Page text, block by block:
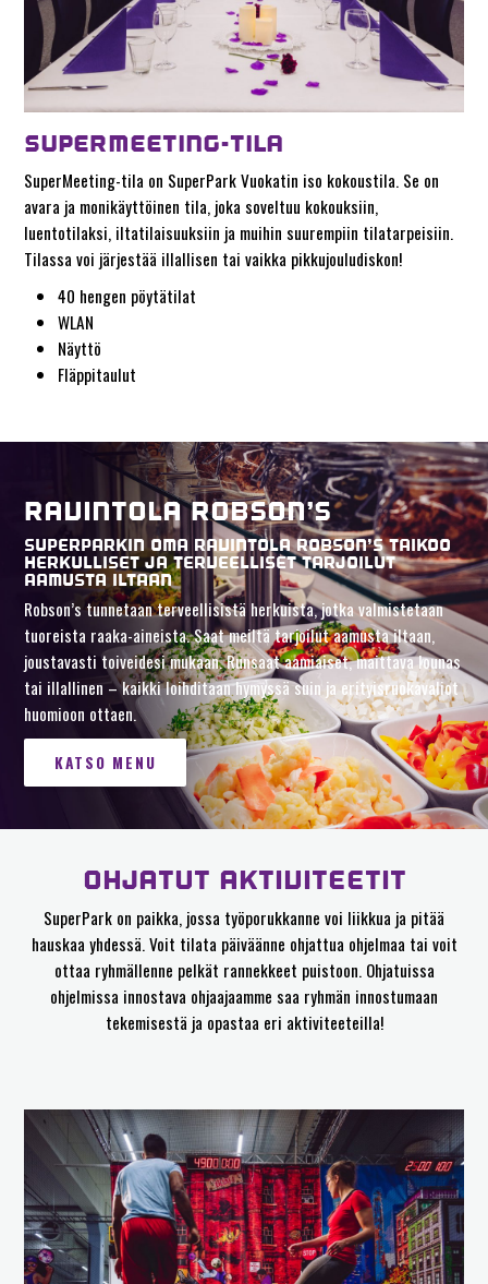
SUPERMEETING-TILA
SuperMeeting-tila on SuperPark Vuokatin iso kokoustila. Se on
avara ja monikäyttöinen tila, joka soveltuu kokouksiin,
luentotilaksi, iltatilaisuuksiin ja muihin suurempiin tilatarpeisiin.
Tilassa voi järjestää illallisen tai vaikka pikkujouludiskon!
40 hengen pöytätilat
WLAN
Näyttö
Fläppitaulut
RAVINTOLA ROBSON’S
SUPERPARKIN OMA RAVINTOLA ROBSON’S TAIKOO
HERKULLISET JA TERVEELLISET TARJOILUT
AAMUSTA ILTAAN
Robson’s tunnetaan terveellisistä herkuista, jotka valmistetaan
tuoreista raaka-aineista. Saat meiltä tarjoilut aamusta iltaan,
joustavasti toiveidesi mukaan. Runsaat aamiaiset, maittava lounas
tai illallinen – kaikki loihditaan hymyssä suin ja erityisruokavaliot
huomioon ottaen.
KATSO MENU
OHJATUT AKTIVITEETIT
SuperPark on paikka, jossa työporukkanne voi liikkua ja pitää
hauskaa yhdessä. Voit tilata päiväänne ohjattua ohjelmaa tai voit
ottaa ryhmällenne pelkät rannekkeet puistoon. Ohjatuissa
ohjelmissa innostava ohjaajaamme saa ryhmän innostumaan
tekemisestä ja opastaa eri aktiviteeteilla!